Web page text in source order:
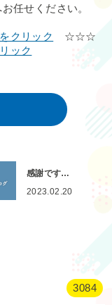
任せください。
クリック
☆☆☆
ック
感謝です…
2023.02.20
3084